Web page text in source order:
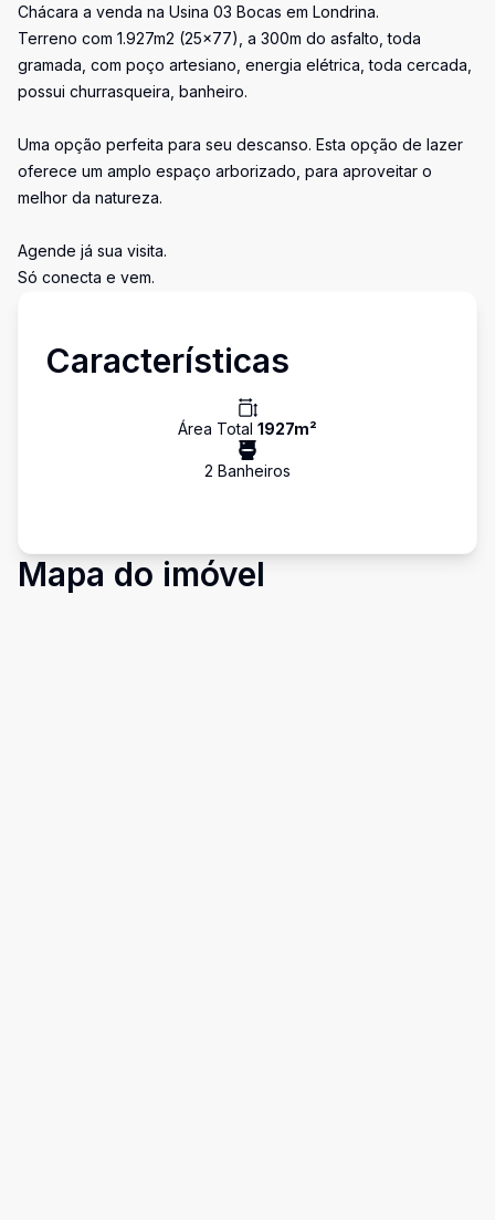
Chácara a venda na Usina 03 Bocas em Londrina.
Terreno com 1.927m2 (25x77), a 300m do asfalto, toda
gramada, com poço artesiano, energia elétrica, toda cercada,
possui churrasqueira, banheiro.
Uma opção perfeita para seu descanso. Esta opção de lazer
oferece um amplo espaço arborizado, para aproveitar o
melhor da natureza.
Agende já sua visita.
Só conecta e vem.
Características
Área Total 1927m²
2 Banheiros
Mapa do imóvel